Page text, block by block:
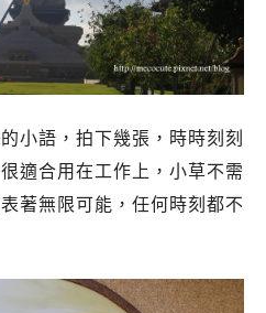
小語，拍下幾張，時時刻刻
適合用在工作上，小草不需
著無限可能，任何時刻都不